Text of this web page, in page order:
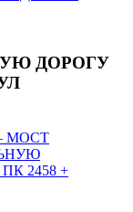
ДОРОГУ